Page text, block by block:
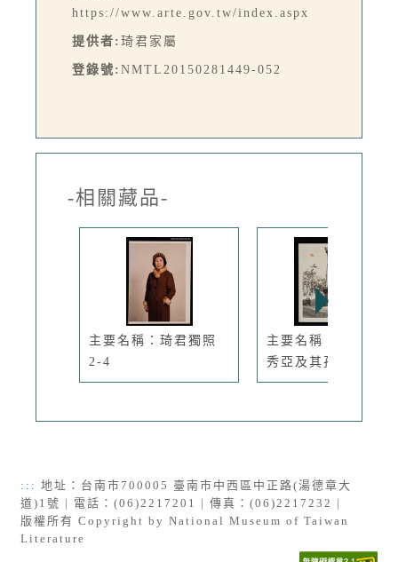
https://www.arte.gov.tw/index.aspx
提供者: 琦君家屬
登錄號: NMTL20150281449-052
-相關藏品-
主要名稱：琦君獨照
2-4
主要名稱：琦君與張
秀亞及其孩...
::: 地址：台南市700005 臺南市中西區中正路(湯德章大
道)1號 | 電話：(06)2217201 | 傳真：(06)2217232 |
版權所有 Copyright by National Museum of Taiwan
Literature